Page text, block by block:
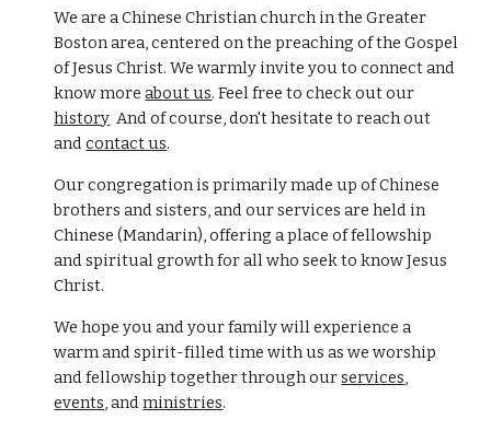
We are a Chinese Christian church in the Greater
Boston area, centered on the preaching of the Gospel
of Jesus Christ. We warmly invite you to connect and
know moreabout us.Feel free to check out our
history And of course,don't hesitate to reach out
andcontact us.
Our congregation is primarily made up of Chinese
brothers and sisters, and our services are held in
Chinese (Mandarin), offering a place of fellowship
and spiritual growth for all who seek to know Jesus
Christ.
We hope you and your family willexperience a
warm and spirit-filledtime with us as weworship
and fellowship togetherthroughourservices,
events, andministries.